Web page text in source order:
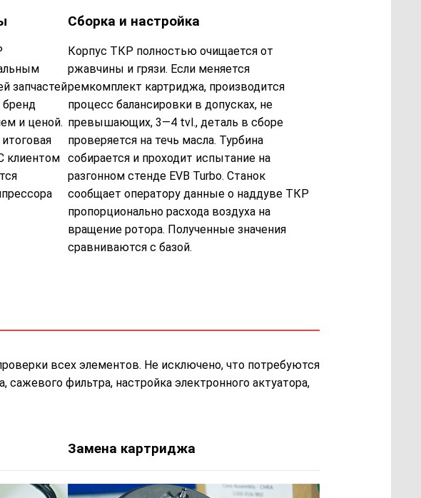
запчастей
бренд
и ценой.
клиентом
Сборка и настройка
Корпус ТКР полностью очищается от
ржавчины и грязи. Если меняется
ремкомплект картриджа, производится
процесс балансировки в допусках, не
превышающих, 3—4 tvl., деталь в сборе
проверяется на течь масла. Турбина
собирается и проходит испытание на
разгонном стенде EVB Turbo. Станок
сообщает оператору данные о наддуве ТКР
пропорционально расхода воздуха на
вращение ротора. Полученные значения
сравниваются с базой.
всех элементов. Не исключено, что потребуются
фильтра, настройка электронного актуатора,
Замена картриджа